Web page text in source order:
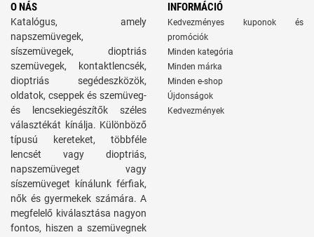
O NÁS
Katalógus, amely
napszemüvegek,
síszemüvegek, dioptriás
szemüvegek, kontaktlencsék,
dioptriás segédeszközök,
oldatok, cseppek és szemüveg-
és lencsekiegészítők széles
választékát kínálja. Különböző
típusú kereteket, többféle
lencsét vagy dioptriás,
napszemüveget vagy
síszemüveget kínálunk férfiak,
nők és gyermekek számára. A
megfelelő kiválasztása nagyon
fontos, hiszen a szemüvegnek
INFORMÁCIÓ
Kedvezményes kuponok és
promóciók
Minden kategória
Minden márka
Minden e-shop
Újdonságok
Kedvezmények